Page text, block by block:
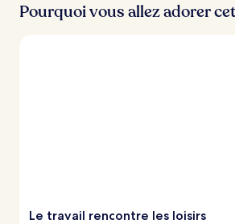
Pourquoi vous allez adorer
Le travail rencontre les loisirs